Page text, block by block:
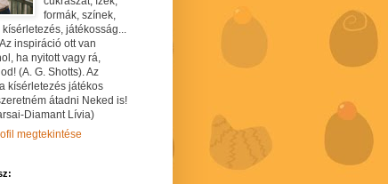
formák, színek,
játékosság...
inspiráció ott van
ha nyitott vagy rá,
(A. G. Shotts). Az
kísérletezés játékos
átadni Neked is!
Diamant Lívia)
megtekintése